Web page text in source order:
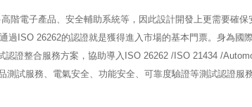
階電子產品、安全輔助系統等，因此設計開發上更需要確保
過ISO 26262的認證就是獲得進入市場的基本門票。身為國
證整合服務方案，協助導入ISO 26262 /ISO 21434 /
試服務、電氣安全、功能安全、可靠度驗證等測試認證服